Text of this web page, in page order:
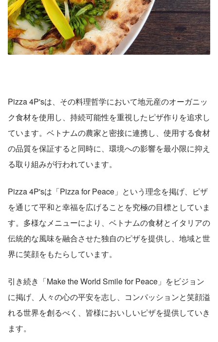
Pizza 4P'sは、その料理哲学において地元産のオーガニッ
ク食材を使用し、持続可能性を重視したピザ作りを追求し
ています。ベトナムの農家と密接に連携し、使用する食材
の品質を保証すると同時に、環境への影響を最小限に抑え
る取り組みが行われています。
Pizza 4P'sは「Pizza for Peace」という理念を掲げ、ピザ
を通じて平和と幸福を広げることを究極の目標としていま
す。多様なメニューにより、ベトナムの食材とイタリアの
伝統的な風味を融合させた独自のピザを提供し、地域と世
界に笑顔をもたらしています。
引き続き「Make the World Smile for Peace」をビジョン
に掲げ、人々の心の平安を志し、コンパッションと笑顔溢
れる世界を創るべく、皆様においしいピザを提供していき
ます。